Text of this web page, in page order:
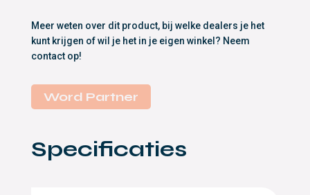
Meer weten over dit product, bij welke dealers je het
kunt krijgen of wil je het in je eigen winkel? Neem
contact op!
Word Partner
Specificaties